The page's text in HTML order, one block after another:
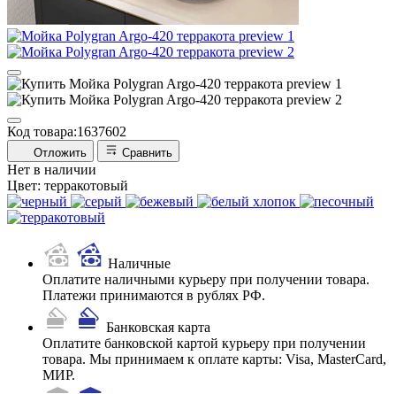
Код товара:1637602
Отложить Сравнить
Нет в наличии
Цвет: терракотовый
Наличные
Оплатите наличными курьеру при получении товара.
Платежи принимаются в рублях РФ.
Банковская карта
Оплатите банковской картой курьеру при получении
товара. Мы принимаем к оплате карты: Visa, MasterCard,
МИР.